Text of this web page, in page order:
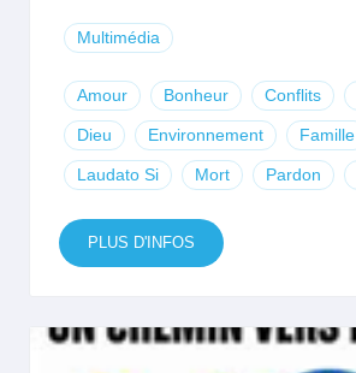
Multimédia
Amour Bonheur Conflits
Dieu Environnement Famille
Laudato Si Mort Pardon
PLUS D'INFOS